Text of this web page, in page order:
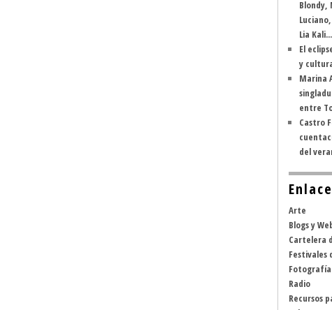
Blondy,
Lia Kali...
El
y
Marina
entre
Castro
del
Arte
Blogs y
Cartelera
Festivales
Fotografía
Radio
Recursos